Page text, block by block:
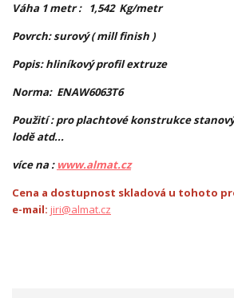
Váha 1 metr : 1,542 Kg/metr
Povrch: surový ( mill finish )
Popis: hliníkový profil extruze
Norma: ENAW6063T6
Použití : pro plachtové konstrukce
lodě atd...
více na : www.almat.cz
Cena a dostupnost skladová u tohoto
e-mail: jiri@almat.cz